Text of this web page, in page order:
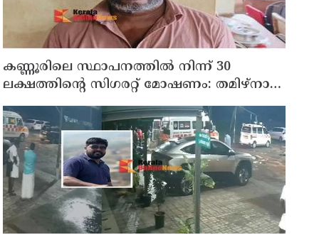
കണ്ണൂരിലെ സ്ഥാപനത്തിൽ നിന്ന് 30
ലക്ഷത്തിന്റെ സിഗരറ്റ് മോഷണം: തമിഴ്‌നാട്
സ്വദേശിയായ സെയിൽസ്മാൻ
തെങ്കാശിയിൽ പിടിയിൽ